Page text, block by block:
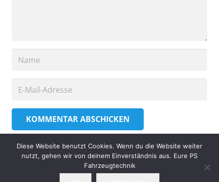
KOMMENTAR ABSCHICKEN
© 2010 – 2026 PS Fahrzeugtechnik
Diese Website benutzt Cookies. Wenn du die Website weiter
nutzt, gehen wir von deinem Einverständnis aus. Eure PS
Fahrzeugtechnik